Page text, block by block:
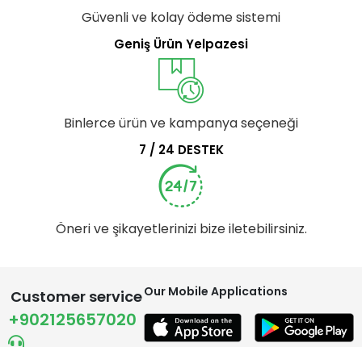
Güvenli ve kolay ödeme sistemi
Geniş Ürün Yelpazesi
Binlerce ürün ve kampanya seçeneği
7 / 24 DESTEK
Öneri ve şikayetlerinizi bize iletebilirsiniz.
Customer service
+902125657020
Our Mobile Applications